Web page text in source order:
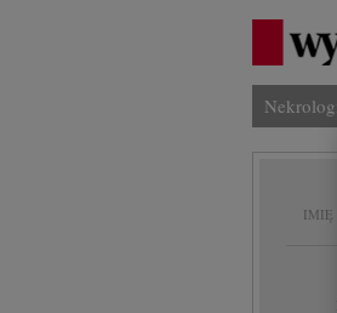
IMIĘ